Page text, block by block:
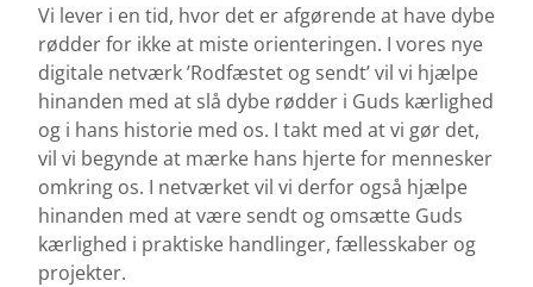
Vi lever i en tid, hvor det er afgørende at have dybe
rødder for ikke at miste orienteringen. I vores nye
digitale netværk ’Rodfæstet og sendt’ vil vi hjælpe
hinanden med at slå dybe rødder i Guds kærlighed
og i hans historie med os. I takt med at vi gør det,
vil vi begynde at mærke hans hjerte for mennesker
omkring os. I netværket vil vi derfor også hjælpe
hinanden med at være sendt og omsætte Guds
kærlighed i praktiske handlinger, fællesskaber og
projekter.